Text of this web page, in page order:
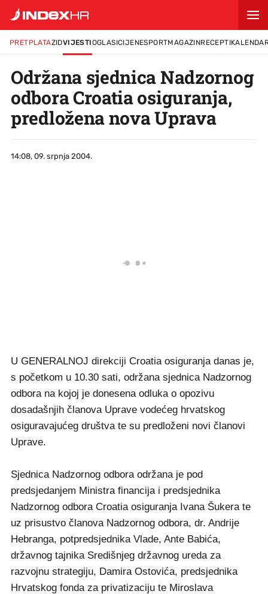
PRETPLATAZIDVIJESTIOGLASICIJENESPORTMAGAZINRECEPTI
Održana sjednica Nadzornog
odbora Croatia osiguranja,
predložena nova Uprava
14:08, 09. srpnja 2004.
U GENERALNOJ direkciji Croatia osiguranja danas je,
s početkom u 10.30 sati, održana sjednica Nadzornog
odbora na kojoj je donesena odluka o opozivu
dosadašnjih članova Uprave vodećeg hrvatskog
osiguravajućeg društva te su predloženi novi članovi
Uprave.
Sjednica Nadzornog odbora održana je pod
predsjedanjem Ministra financija i predsjednika
Nadzornog odbora Croatia osiguranja Ivana Šukera te
uz prisustvo članova Nadzornog odbora, dr. Andrije
Hebranga, potpredsjednika Vlade, Ante Babića,
državnog tajnika Središnjeg državnog ureda za
razvojnu strategiju, Damira Ostovića, predsjednika
Hrvatskog fonda za privatizaciju te Miroslava